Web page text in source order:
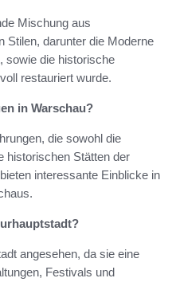
Mischung aus
Stilen, darunter die Moderne
sowie die historische
restauriert wurde.
in Warschau?
die sowohl die
historischen Stätten der
interessante Einblicke in
angesehen, da sie eine
Festivals und